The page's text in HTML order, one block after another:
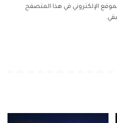
الإلكتروني في هذا المتصفح